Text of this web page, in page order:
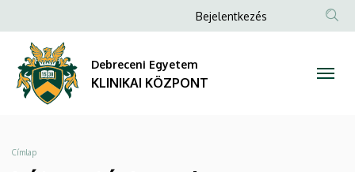
rend-
Neurológiai
Klinika
KGYC
a
tartalomra
Anonim
fiók
menüje
Bejelentkezés
Debreceni Egyetem
KLINIKAI KÖZPONT
Morzsa
Címlap